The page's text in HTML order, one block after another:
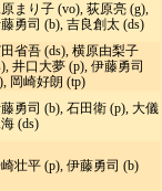
まり子 (vo), 荻原亮 (g),
勇司 (b), 吉良創太 (ds)
省吾 (ds), 横原由梨子
井口大夢 (p), 伊藤勇司
岡崎好朗 (tp)
勇司 (b), 石田衛 (p), 大儀
(ds)
壮平 (p), 伊藤勇司 (b)